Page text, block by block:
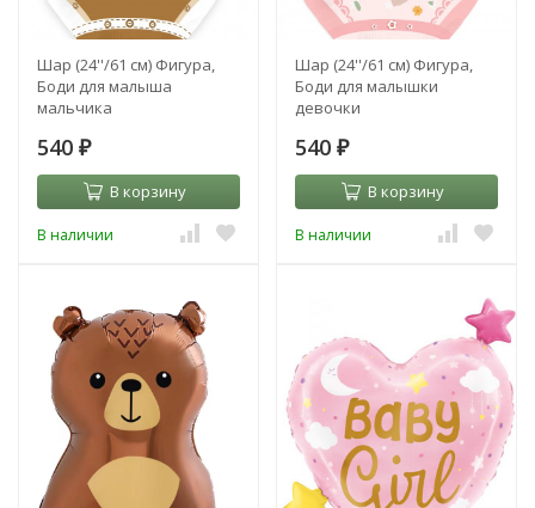
Шар (24''/61 см) Фигура,
Боди для малыша
мальчика
540 ₽
В корзину
В наличии
Шар (24''/61 см) Фигура,
Боди для малышки
девочки
540 ₽
В корзину
В наличии